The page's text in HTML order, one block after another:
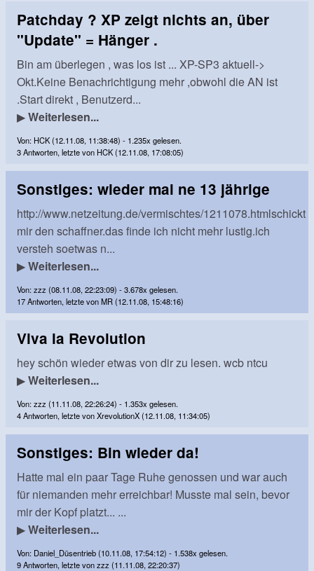
Patchday ? XP zeigt nichts an, über
"Update" = Hänger .
Bin am überlegen , was los ist ... XP-SP3 aktuell->
Okt.Keine Benachrichtigung mehr ,obwohl die AN ist
.Start direkt , Benutzerd...
▶Weiterlesen...
Von: HCK (12.11.08, 11:38:48) - 1.235x gelesen.
3 Antworten, letzte von HCK (12.11.08, 17:08:05)
Sonstiges: wieder mal ne 13 jährige
http://www.netzeitung.de/vermischtes/1211078.htmlschickt
mir den schaffner.das finde ich nicht mehr lustig.ich
versteh soetwas n...
▶Weiterlesen...
Von: zzz (08.11.08, 22:23:09) - 3.678x gelesen.
17 Antworten, letzte von MR (12.11.08, 15:48:16)
Viva la Revolution
hey schön wieder etwas von dir zu lesen. wcb ntcu
▶Weiterlesen...
Von: zzz (11.11.08, 22:26:24) - 1.353x gelesen.
4 Antworten, letzte von XrevolutionX (12.11.08, 11:34:05)
Sonstiges: Bin wieder da!
Hatte mal ein paar Tage Ruhe genossen und war auch
für niemanden mehr erreichbar! Musste mal sein, bevor
mir der Kopf platzt... ...
▶Weiterlesen...
Von: Daniel_Düsentrieb (10.11.08, 17:54:12) - 1.538x gelesen.
9 Antworten, letzte von zzz (11.11.08, 22:20:37)